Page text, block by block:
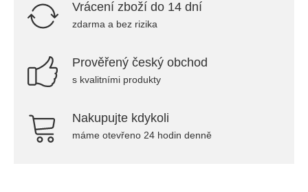
Vrácení zboží do 14 dní
zdarma a bez rizika
Prověřený český obchod
s kvalitními produkty
Nakupujte kdykoli
máme otevřeno 24 hodin denně